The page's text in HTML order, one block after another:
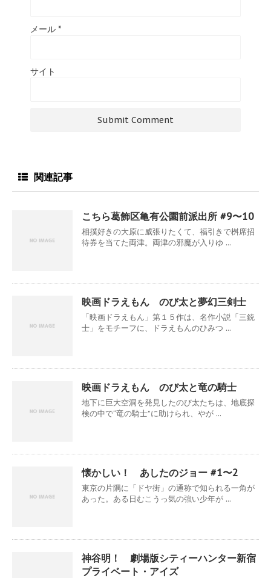
メール *
サイト
関連記事
こちら葛飾区亀有公園前派出所 #9〜10
相撲好きの大原に威張りたくて、福引きで桝席招
待券を当てた両津。両津の邪魔が入りゆ ...
映画ドラえもん のび太と夢幻三剣士
「映画ドラえもん」第１５作は、名作小説「三銃
士」をモチーフに、ドラえもんのひみつ ...
映画ドラえもん のび太と竜の騎士
地下に巨大空洞を発見したのび太たちは、地底探
検の中で“竜の騎士”に助けられ、やが ...
懐かしい！ あしたのジョー #1〜2
東京の片隅に「ドヤ街」の通称で知られる一角が
あった。ある日むこうっ気の強い少年が ...
神谷明！ 劇場版シティーハンター新宿
プライベート・アイズ